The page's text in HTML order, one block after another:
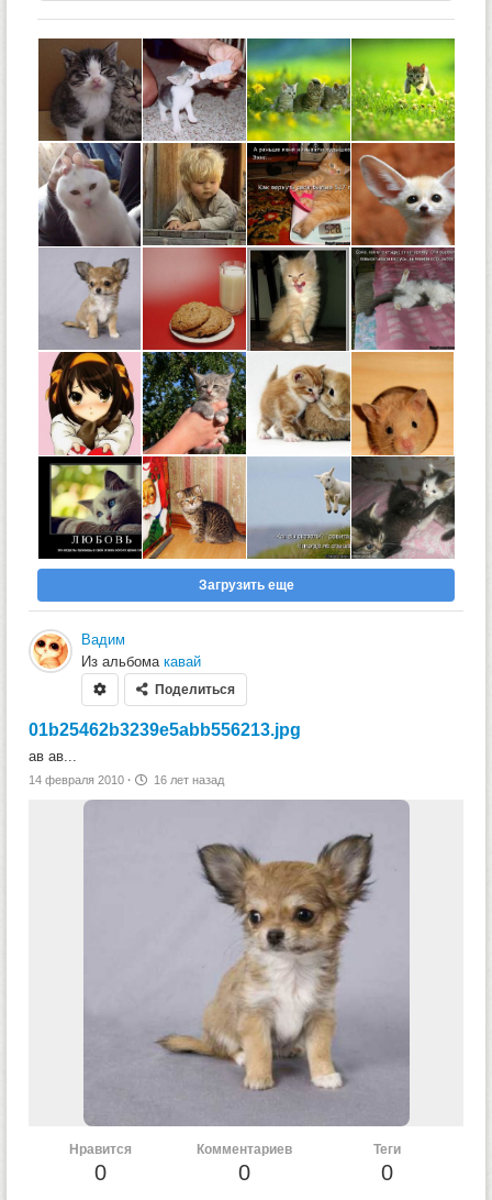
Загрузить еще
Вадим
Из альбома кавай
Поделиться
01b25462b3239e5abb556213.jpg
ав ав...
14 февраля 2010 · 16 лет назад
Нравится
0
Комментариев
0
Теги
0